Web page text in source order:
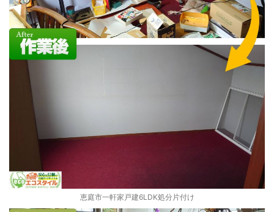
恵庭市一軒家戸建6LDK処分片付け